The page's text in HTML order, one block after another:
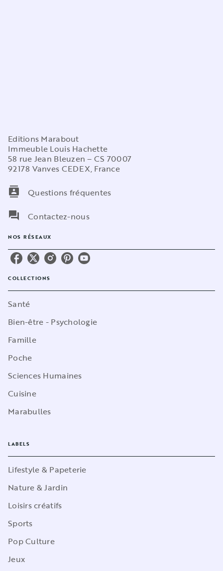
Editions Marabout
Immeuble Louis Hachette
58 rue Jean Bleuzen – CS 70007
92178 Vanves CEDEX, France
contacts
Questions fréquentes
question_answer
Contactez-nous
NOS RÉSEAUX
COLLECTIONS
Santé
Bien-être - Psychologie
Famille
Poche
Sciences Humaines
Cuisine
Marabulles
LABELS
Lifestyle & Papeterie
Nature & Jardin
Loisirs créatifs
Sports
Pop Culture
Jeux